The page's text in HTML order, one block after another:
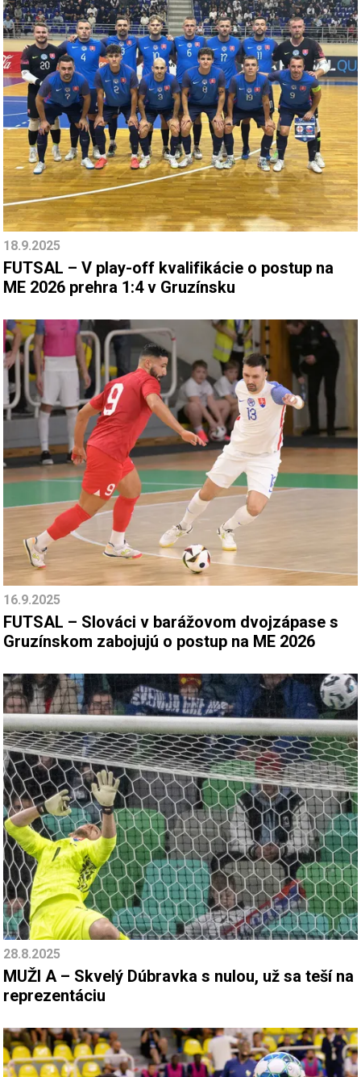
18.9.2025
FUTSAL – V play-off kvalifikácie o postup na
ME 2026 prehra 1:4 v Gruzínsku
16.9.2025
FUTSAL – Slováci v barážovom dvojzápase s
Gruzínskom zabojujú o postup na ME 2026
28.8.2025
MUŽI A – Skvelý Dúbravka s nulou, už sa teší na
reprezentáciu